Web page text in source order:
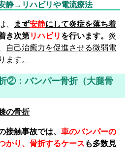
静→リハビリや電流療法
、 まず安静にして炎症を落ち着
き次第リハビリ を行います。 炎
自己治癒力を促進させる微弱電
ます。
②：バンパー骨折（大腿骨
の骨折
接触事故では、 車のバンパーの
かり、骨折するケース も多数見